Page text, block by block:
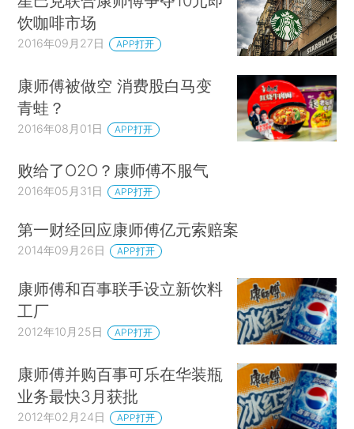
饮咖啡市场
2016年09月27日 APP打开
康师傅被做空 消费股白马变
青蛙？
2016年08月01日 APP打开
败给了O2O？康师傅不服气
2016年05月31日 APP打开
第一财经回应康师傅亿元索赔案
2014年09月26日 APP打开
康师傅和百事联手设立新饮料
工厂
2012年10月25日 APP打开
康师傅并购百事可乐在华装瓶
业务最快3月获批
2012年02月24日 APP打开